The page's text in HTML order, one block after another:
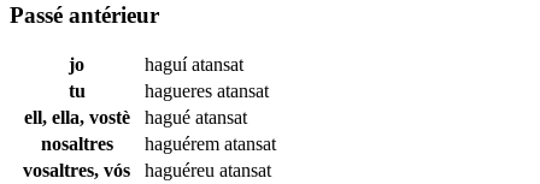
Passé antérieur
jo haguíatansat
tu
hagueres atansat
ell, ella, vostè
hagué atansat
nosaltres
haguérem atansat
vosaltres, vós
haguéreu atansat